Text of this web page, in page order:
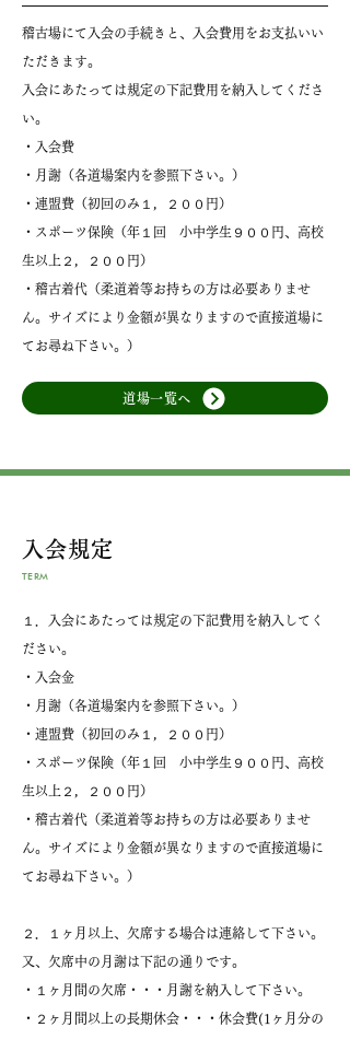
稽古場にて入会の手続きと、入会費用をお支払いい
ただきます。
入会にあたっては規定の下記費用を納入してくださ
い。
・入会費
・月謝（各道場案内を参照下さい。）
・連盟費（初回のみ１，２００円）
・スポーツ保険（年１回 小中学生９００円、高校
生以上２，２００円）
・稽古着代（柔道着等お持ちの方は必要ありませ
ん。サイズにより金額が異なりますので直接道場に
てお尋ね下さい。）
道場一覧へ
入会規定
TERM
１．入会にあたっては規定の下記費用を納入してく
ださい。
・入会金
・月謝（各道場案内を参照下さい。）
・連盟費（初回のみ１，２００円）
・スポーツ保険（年１回 小中学生９００円、高校
生以上２，２００円）
・稽古着代（柔道着等お持ちの方は必要ありませ
ん。サイズにより金額が異なりますので直接道場に
てお尋ね下さい。）
２．１ヶ月以上、欠席する場合は連絡して下さい。
又、欠席中の月謝は下記の通りです。
・１ヶ月間の欠席・・・月謝を納入して下さい。
・２ヶ月間以上の長期休会・・・休会費(1ヶ月分の